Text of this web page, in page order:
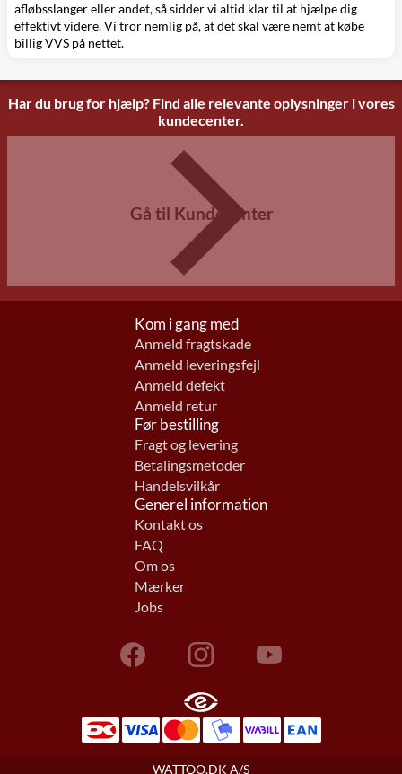
afløbsslanger eller andet, så sidder vi altid klar til at hjælpe dig
effektivt videre. Vi tror nemlig på, at det skal være nemt at købe
billig VVS på nettet.
Har du brug for hjælp? Find alle relevante oplysninger i vores
kundecenter.
Gå til Kundecenter
Kom i gang med
Anmeld fragtskade
Anmeld leveringsfejl
Anmeld defekt
Anmeld retur
Før bestilling
Fragt og levering
Betalingsmetoder
Handelsvilkår
Generel information
Kontakt os
FAQ
Om os
Mærker
Jobs
WATTOO.DK A/S